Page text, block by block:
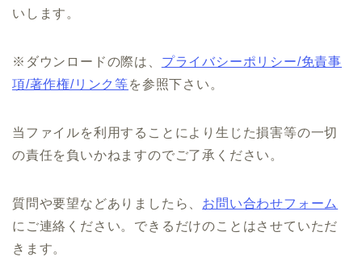
いします。
※ダウンロードの際は、 プライバシーポリシー/免責事
項/著作権/リンク等を参照下さい。
当ファイルを利用することにより生じた損害等の一切
の責任を負いかねますのでご了承ください。
質問や要望などありましたら、 お問い合わせフォーム
にご連絡ください。できるだけのことはさせていただ
きます。